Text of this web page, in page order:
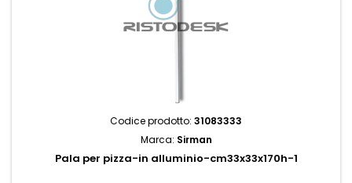
Codice prodotto: 31083333
Marca: Sirman
Pala per pizza-in alluminio-cm33x33x170h-1